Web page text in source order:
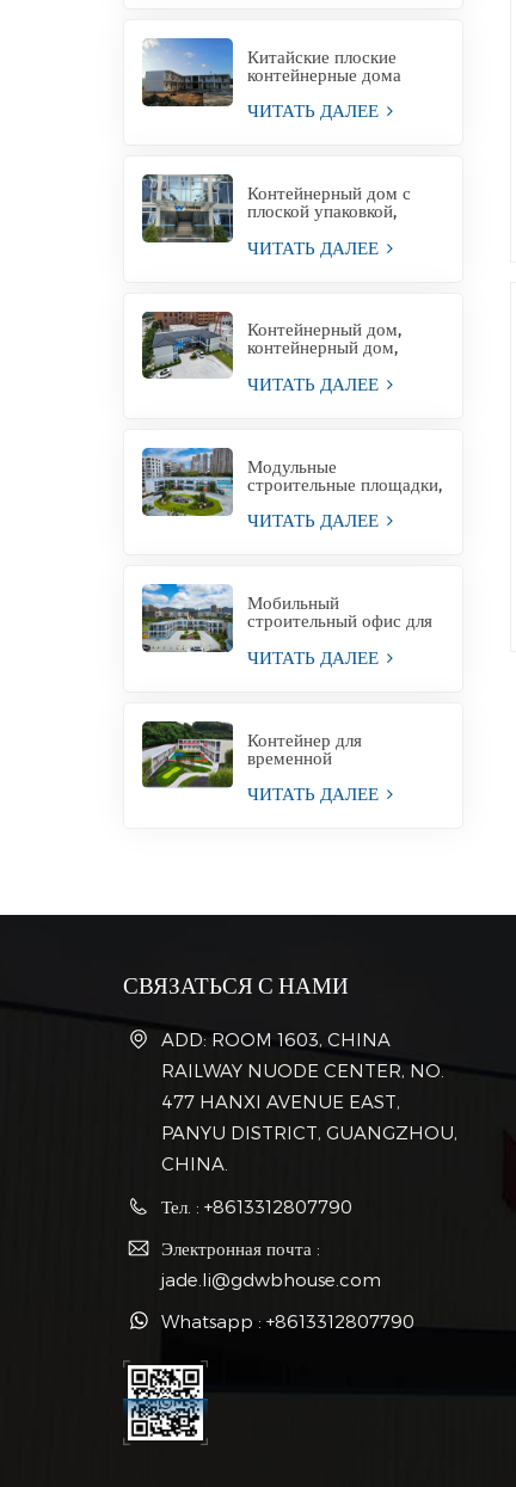
Китайские плоские
контейнерные дома
Контейнерные дома
ЧИТАТЬ ДАЛЕЕ
Контейнерный дом с
плоской упаковкой,
жилой контейнерный
офис для проектной
площадки
ЧИТАТЬ ДАЛЕЕ
Контейнерный дом,
контейнерный дом,
конструкция,
Филиппины, на продажу
ЧИТАТЬ ДАЛЕЕ
Модульные
строительные площадки,
офисные здания,
модульные офисные
конструкции
ЧИТАТЬ ДАЛЕЕ
Мобильный
строительный офис для
строительства зданий
временного
ЧИТАТЬ ДАЛЕЕ
Контейнер для
временной
строительной площадки
для офиса
ЧИТАТЬ ДАЛЕЕ
СВЯЗАТЬСЯ С НАМИ
ADD: ROOM 1603, CHINA
RAILWAY NUODE CENTER, NO.
477 HANXI AVENUE EAST,
PANYU DISTRICT, GUANGZHOU,
CHINA.
Тел. : +8613312807790
Электронная почта :
jade.li@gdwbhouse.com
Whatsapp : +8613312807790